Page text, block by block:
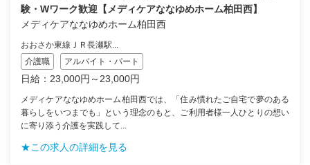
験・Wワーク歓迎【メディケアななゆめホーム柏田西】
メディケアななゆめホーム柏田西
おおさか東線ＪＲ長瀬駅...
介護職
アルバイト・パート
日給：23,000円～23,000円
メディケアななゆめホーム柏田西では、「住み慣れたご自宅で夢のある
暮らしをいつまでも」という理念のもと、ご利用者様一人ひとりの想い
に寄り添う介護を実践して...
★この求人の詳細を見る